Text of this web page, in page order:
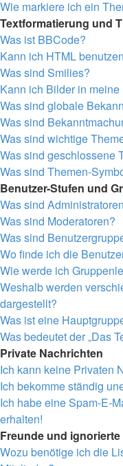
Wie markiere ich ein
Textformatierung und
Was ist BBCode?
Kann ich HTML
Was sind Smilies?
Kann ich Bilder in
Was sind globale
Was sind
Was sind wichtige
Was sind geschlossene
Was sind Themen-
Benutzer-Stufen und
Was sind
Was sind Moderatoren?
Was sind
Wo finde ich die
Wie werde ich
Weshalb werden
dargestellt?
Was ist eine
Was bedeutet der „Das
Private Nachrichten
Ich kann keine Privaten
Ich bekomme ständig
Ich habe eine Spam-E-
erhalten!
Freunde und
Wozu benötige ich die